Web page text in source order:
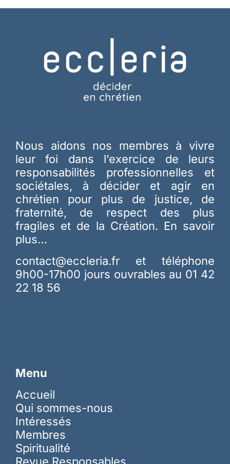
Nous aidons nos membres à vivre
leur foi dans l’exercice de leurs
responsabilités professionnelles et
sociétales, à décider et agir en
chrétien pour plus de justice, de
fraternité, de respect des plus
fragiles et de la Création. En savoir
plus…
contact@eccleria.fr et téléphone
9h00-17h00 jours ouvrables au 01 42
22 18 56
Menu
Accueil
Qui sommes-nous
Intéressés
Membres
Spiritualité
Revue Responsables